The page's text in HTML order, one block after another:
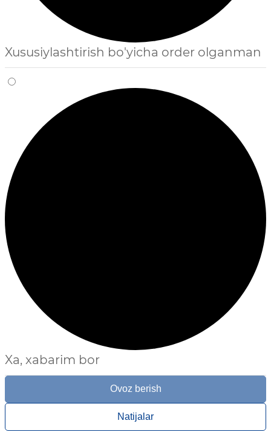
Xususiylashtirish bo'yicha order olganman
Xa, xabarim bor
Ovoz berish
Natijalar